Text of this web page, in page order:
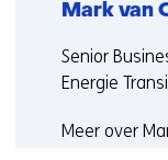
Mark van
Functie:
Senior
Energie
Meer over